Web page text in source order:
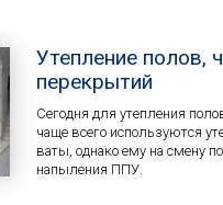
Утепление полов,
перекрытий
Сегодня для утепления
чаще всего используются
ваты, однако ему на смену
напыления ППУ.